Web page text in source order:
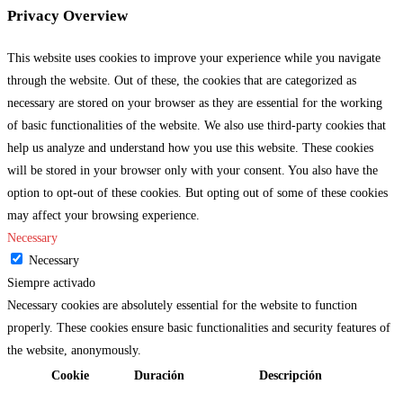
Privacy Overview
This website uses cookies to improve your experience while you navigate
through the website. Out of these, the cookies that are categorized as
necessary are stored on your browser as they are essential for the working
of basic functionalities of the website. We also use third-party cookies that
help us analyze and understand how you use this website. These cookies
will be stored in your browser only with your consent. You also have the
option to opt-out of these cookies. But opting out of some of these cookies
may affect your browsing experience.
Necessary
Necessary
Siempre activado
Necessary cookies are absolutely essential for the website to function
properly. These cookies ensure basic functionalities and security features of
the website, anonymously.
Cookie
Duración Descripción